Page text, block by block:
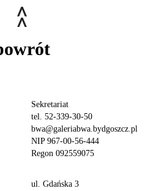
Sekretariat
tel. 52-339-30-50
bwa@galeriabwa.bydgoszcz.pl
NIP 967-00-56-444
Regon 092559075
ul. Gdańska 3